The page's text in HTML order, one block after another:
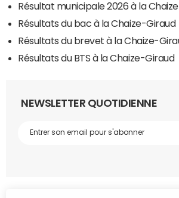
Résultat municipale 2026 à la
Résultats du bac à la Chaize-Giraud
Résultats du brevet à la Chaize-
Résultats du BTS à la Chaize-Giraud
NEWSLETTER QUOTIDIENNE